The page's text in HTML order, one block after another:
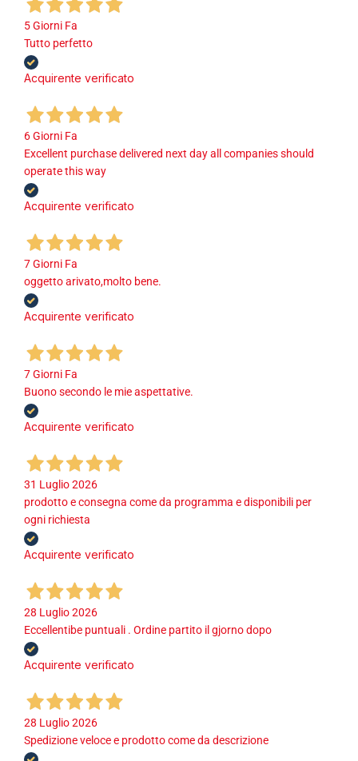
5 Giorni Fa
Tutto perfetto
Acquirente verificato
6 Giorni Fa
Excellent purchase delivered next day all companies should
operate this way
Acquirente verificato
7 Giorni Fa
oggetto arivato,molto bene.
Acquirente verificato
7 Giorni Fa
Buono secondo le mie aspettative.
Acquirente verificato
31 Luglio 2026
prodotto e consegna come da programma e disponibili per
ogni richiesta
Acquirente verificato
28 Luglio 2026
Eccellentibe puntuali . Ordine partito il gjorno dopo
Acquirente verificato
28 Luglio 2026
Spedizione veloce e prodotto come da descrizione